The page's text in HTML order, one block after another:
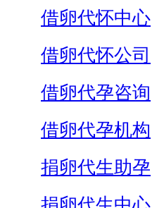
借卵代怀中心
借卵代怀公司
借卵代孕咨询
借卵代孕机构
捐卵代生助孕